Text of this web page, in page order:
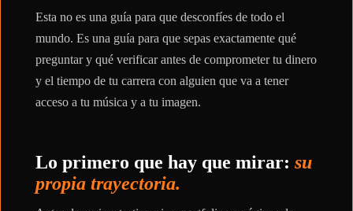
Esta no es una guía para que desconfíes de todo el
mundo. Es una guía para que sepas exactamente qué
preguntar y qué verificar antes de comprometer tu dinero
y el tiempo de tu carrera con alguien que va a tener
acceso a tu música y a tu imagen.
Lo primero que hay que mirar: su
propia trayectoria.